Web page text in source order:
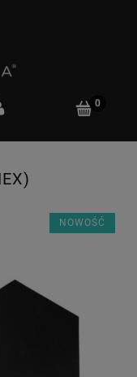
NOWOŚĆ